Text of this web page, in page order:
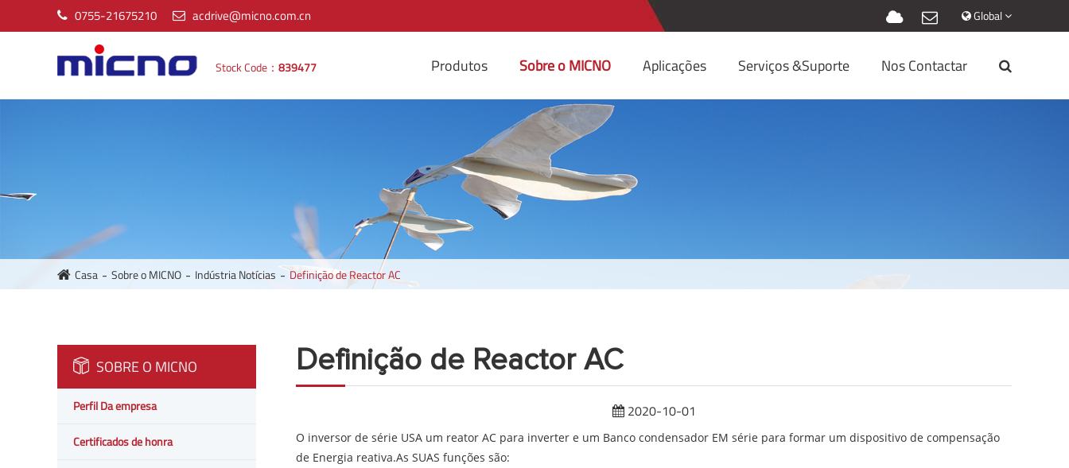
0755-21675210 acdrive@micno.com.cn Global
Stock Code： 839477 Produtos Sobre o MICNO Aplicações Serviços &Suporte Nos Contactar
Casa Sobre o MICNO Indústria Notícias Definição de Reactor AC
SOBRE O MICNO
Perfil Da empresa
Certificados de honra
Definição de Reactor AC
2020-10-01
O inversor de série USA um reator AC para inverter e um Banco condensador EM série para formar um dispositivo de compensação
de Energia reativa.As SUAS funções são: